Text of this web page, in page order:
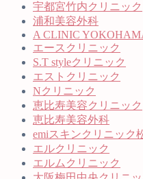
宇都宮竹内クリニック
浦和美容外科
A CLINIC
エースクリニック
S.T styleクリニック
エストクリニック
Nクリニック
恵比寿美容クリニック
恵比寿美容外科
emiスキンクリニック
エルクリニック
エルムクリニック